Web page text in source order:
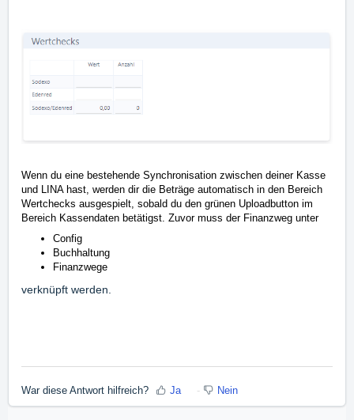
Wenn du eine bestehende Synchronisation zwischen deiner Kasse
und LINA hast, werden dir die Beträge automatisch in den Bereich
Wertchecks ausgespielt, sobald du den grünen Uploadbutton im
Bereich Kassendaten betätigst. Zuvor muss der Finanzweg unter
Config
Buchhaltung
Finanzwege
verknüpft werden.
War diese Antwort hilfreich? Ja Nein